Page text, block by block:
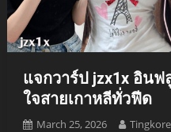
แจกวาร์ป jzx1x อินฟ
ใจสายเกาหลีทั่วฟีด
March 25, 2026